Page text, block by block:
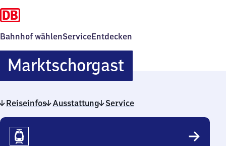
Bahnhof wählenServiceEntdecken
Marktschorgast
Reiseinfos Ausstattung Service
Reiseinfos